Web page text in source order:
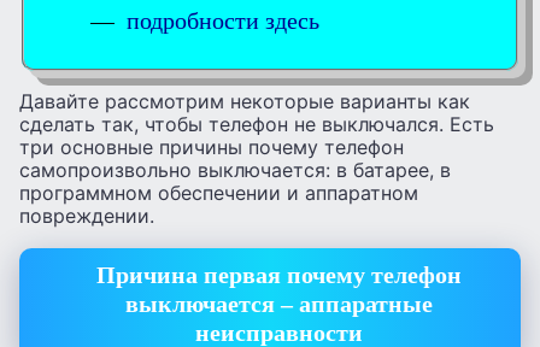
— подробности здесь
Давайте рассмотрим некоторые варианты как
сделать так, чтобы телефон не выключался. Есть
три основные причины почему телефон
самопроизвольно выключается: в батарее, в
программном обеспечении и аппаратном
повреждении.
Причина первая почему телефон
выключается – аппаратные
неисправности